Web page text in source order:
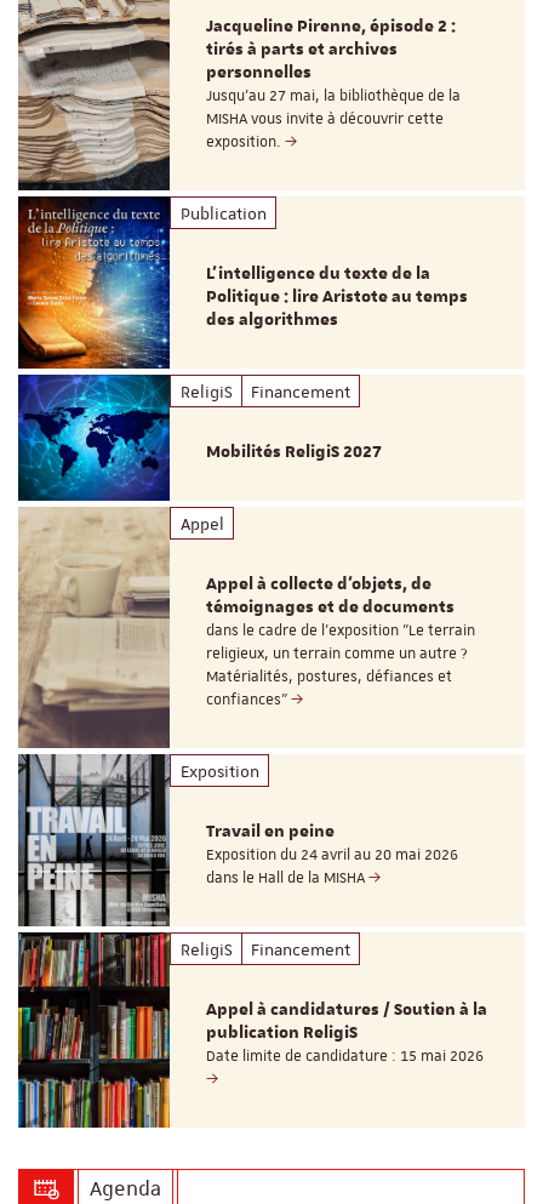
Jacqueline Pirenne, épisode 2 :
tirés à parts et archives
personnelles
Jusqu’au 27 mai, la bibliothèque de la
MISHA vous invite à découvrir cette
exposition.
Publication
L’intelligence du texte de la
Politique : lire Aristote au temps
des algorithmes
ReligiS Financement
Mobilités ReligiS 2027
Appel
Appel à collecte d'objets, de
témoignages et de documents
dans le cadre de l'exposition "Le terrain
religieux, un terrain comme un autre ?
Matérialités, postures, défiances et
confiances"
Exposition
Travail en peine
Exposition du 24 avril au 20 mai 2026
dans le Hall de la MISHA
ReligiS Financement
Appel à candidatures / Soutien à la
publication ReligiS
Date limite de candidature : 15 mai 2026
Agenda